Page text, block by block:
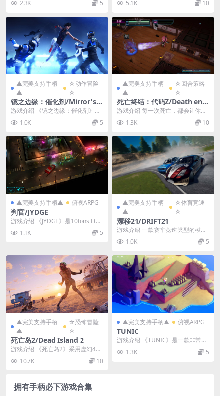
吗？准备好和TI...
2.3K 5
ht
激和动作的大胆冒险...
5.1K 10
▲完美支持手柄
▲
☆动作冒险
☆
镜之边缘：催化剂/Mirror's E
dge: Catalyst
游戏介绍 《镜之边缘：催化剂》并
不是系列续作《镜之边缘2》，本作
被称为系列重启作...
1.0K 5
▲完美支持手柄
▲
☆回合策略
☆
死亡终结：代码Z/Death end
re;Quest: Code Z
游戏介绍 每一次死亡，都会让你变
得更强。 在时间之中，噩梦的记忆
被“重现”，再次...
1.3K 10
▲完美支持手柄▲ 俯视ARPG
判官/JYDGE
游戏介绍 《JYDGE》是10tons Ltd
制作的一款快节奏的独立上帝视角
弹幕...1.1K 5
▲完美支持手柄
▲
☆体育竞速
☆
漂移21/DRIFT21
游戏介绍 一款赛车竞速类型的模拟
驾驶独立游戏，这款游戏是由ECC
GAMES S...
1.0K 5
▲完美支持手柄
▲
☆恐怖冒险
☆
死亡岛2/Dead Island 2
游戏介绍 《死亡岛2》采用虚幻4引
擎开发，保留前作极受好评的多人
连线模式，可供高...
10.7K 10
▲完美支持手柄▲ 俯视ARPG
TUNIC
游戏介绍 《TUNIC》是一款非常可
爱的3D动作冒险游戏，你在游戏中
扮演一只可爱...
1.3K 5
拥有手柄必下游戏合集